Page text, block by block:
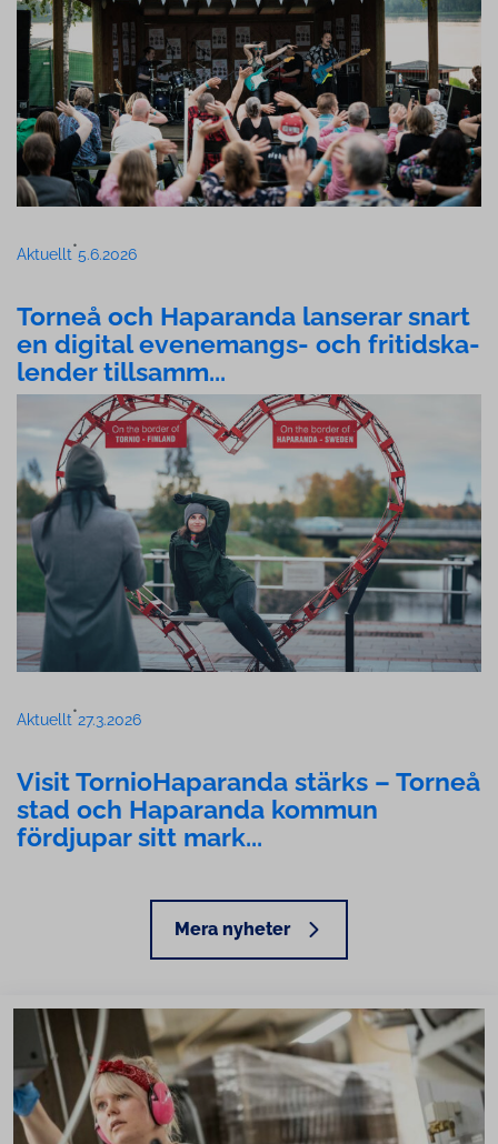
Aktuellt•5.6.2026
Torneå och Haparanda lanserar snart
en digital evenemangs- och fri­tidska­
len­der tillsamm...
Aktuellt•27.3.2026
Visit Tor­ni­o­Ha­pa­ran­da stärks – Torneå
stad och Haparanda kommun
fördjupar sitt mark­...
Mera nyheter